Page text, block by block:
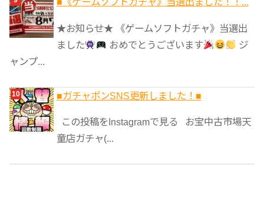
★お知らせ★ 《ゲームソフトガチャ》当選出
ました
おめでとうございます
ジ
ャンプ...
■ガチャポンSNS更新しました！■
この投稿をInstagramで見る お宝中古市場天
童店ガチャ(...